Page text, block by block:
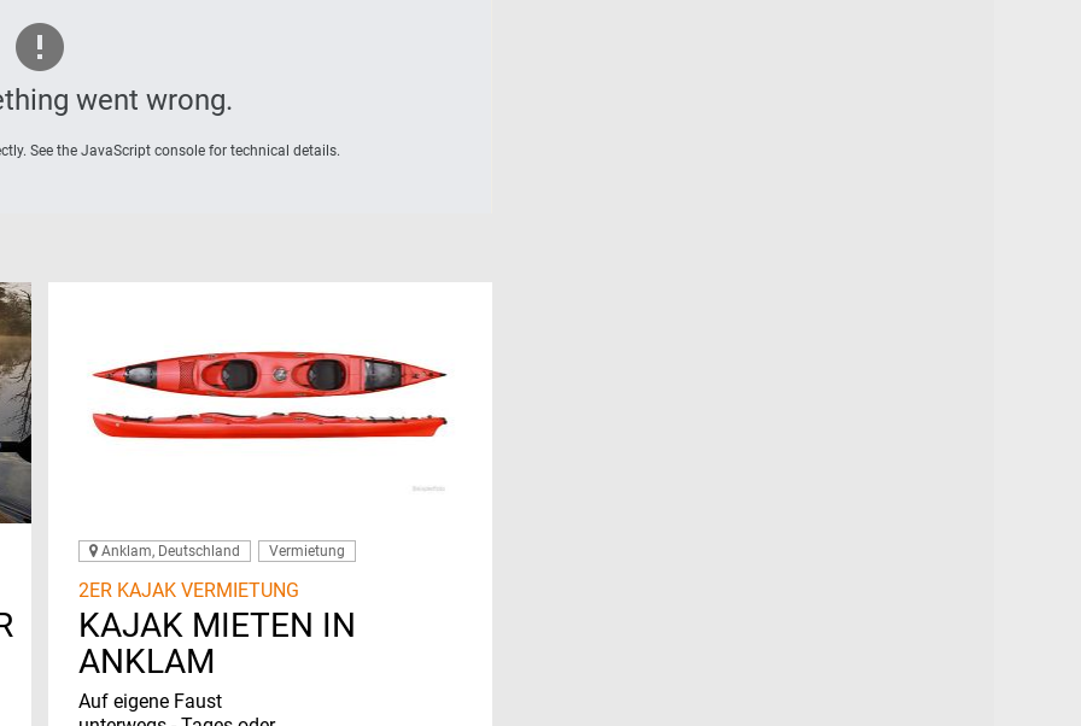
went wrong.
See the JavaScript console for technical details.
Anklam, Deutschland Vermietung
2ER KAJAK VERMIETUNG
KAJAK MIETEN IN
ANKLAM
Auf eigene Faust